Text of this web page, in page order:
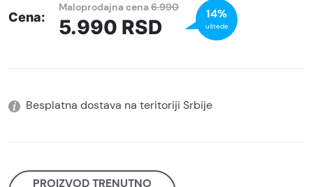
Cena:
Maloprodajna cena6.990
5.990 RSD
14%
uštede
Besplatna dostava na teritoriji Srbije
PROIZVOD TRENUTNO